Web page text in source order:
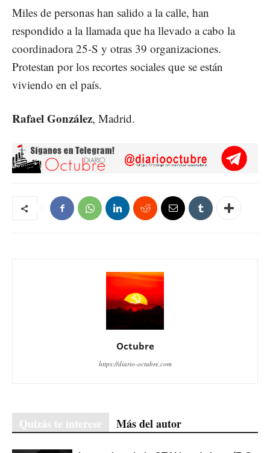
Miles de personas han salido a la calle, han
respondido a la llamada que ha llevado a cabo la
coordinadora 25-S y otras 39 organizaciones.
Protestan por los recortes sociales que se están
viviendo en el país.
Rafael González, Madrid.
Octubre
https://diario-octubre.com
Quizás te interese Más del autor